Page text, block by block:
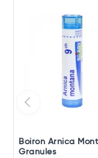
Boiron Arnica
Granules